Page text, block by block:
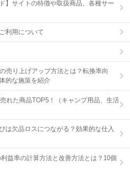
】サイトの特徴や取扱商品、各種サー
利用について
売り上げアップ方法とは？転換率向
的な施策を紹介
れた商品TOP5！（キャンプ用品、生活
は欠品ロスにつながる？効果的な仕入
益率の計算方法と改善方法とは？10個